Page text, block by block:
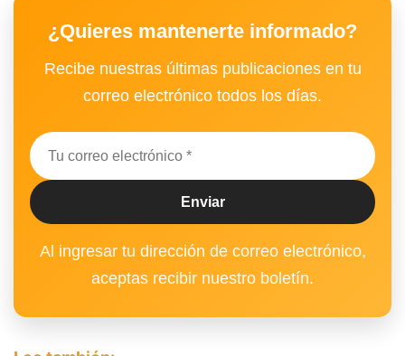
¿Quieres mantenerte informado?
Recibe nuestras últimas publicaciones en tu
correo electrónico todos los días.
Al ingresar tu dirección de correo electrónico,
aceptas recibir nuestro boletín.